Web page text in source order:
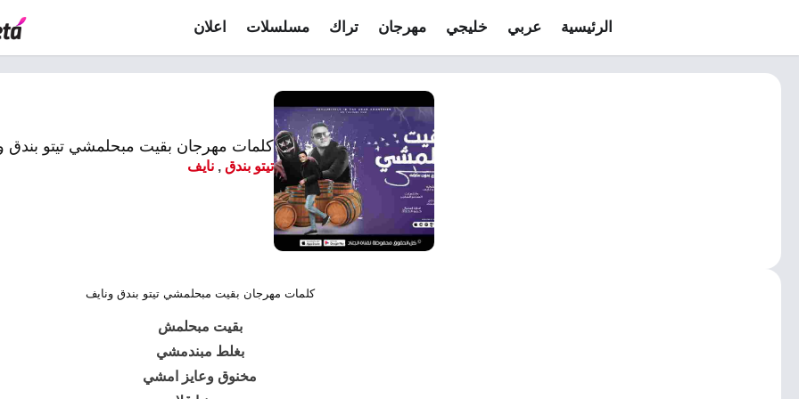
الرئيسية عربي خليجي مهرجان تراك مسلسلات اعلان
كلمات مهرجان بقيت مبحلمشي تيتو بندق
تيتو بندق ,نايف
كلمات مهرجان بقيت مبحلمشي تيتو بندق ونايف
بقيت مبحلمش
بغلط مبندمشي
مخنوق وعايز امشي